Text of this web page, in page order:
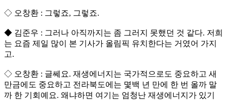
◇ 오창환 : 그렇죠, 그렇죠.
◆ 김준우 : 그러나 아직까지는 좀 그러지 못했던 것 같다. 저희
는 요즘 제일 많이 본 기사가 올림픽 유치한다는 거였어 가지
고.
◇ 오창환 : 글쎄요. 재생에너지는 국가적으로도 중요하고 새
만금에도 중요하고 전라북도에는 몇백 년 만에 한 번 올까 말
까 한 기회예요. 왜냐하면 여기는 엄청난 재생에너지가 있기